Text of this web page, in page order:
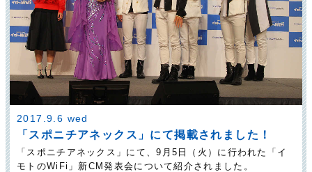
2017.9.6 wed
「スポニチアネックス」にて掲載されました！
「スポニチアネックス」にて、9月5日（火）に行われた「イ
モトのWiFi」新CM発表会について紹介されました。